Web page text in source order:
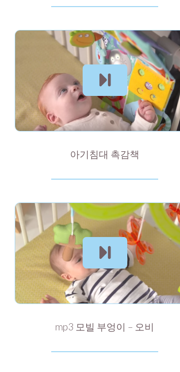
아기침대 촉감책
mp3 모빌 부엉이 – 오비